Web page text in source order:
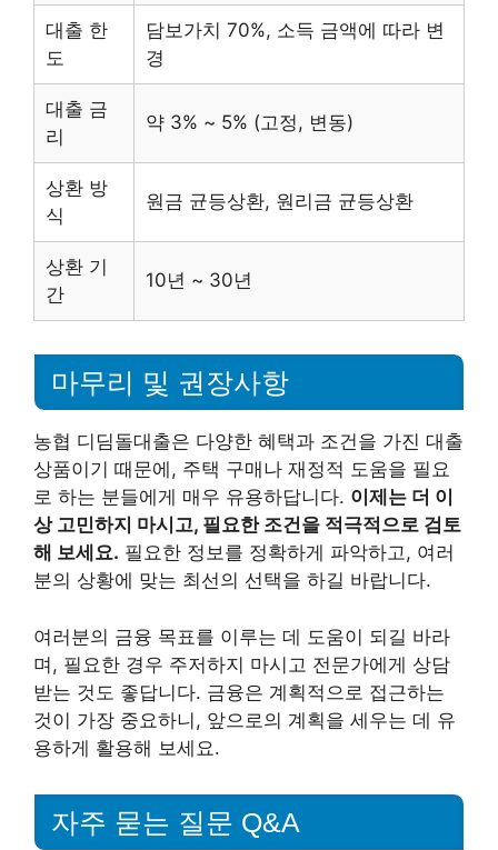
대출 한
도
담보가치 70%, 소득 금액에 따라 변
경
대출 금
리
약 3% ~ 5% (고정, 변동)
상환 방
식
원금 균등상환, 원리금 균등상환
상환 기
간
10년 ~ 30년
마무리 및 권장사항
농협 디딤돌대출은 다양한 혜택과 조건을 가진 대출
상품이기 때문에, 주택 구매나 재정적 도움을 필요
로 하는 분들에게 매우 유용하답니다. 이제는 더 이
상 고민하지 마시고, 필요한 조건을 적극적으로 검토
해 보세요. 필요한 정보를 정확하게 파악하고, 여러
분의 상황에 맞는 최선의 선택을 하길 바랍니다.
여러분의 금융 목표를 이루는 데 도움이 되길 바라
며, 필요한 경우 주저하지 마시고 전문가에게 상담
받는 것도 좋답니다. 금융은 계획적으로 접근하는
것이 가장 중요하니, 앞으로의 계획을 세우는 데 유
용하게 활용해 보세요.
자주 묻는 질문 Q&A